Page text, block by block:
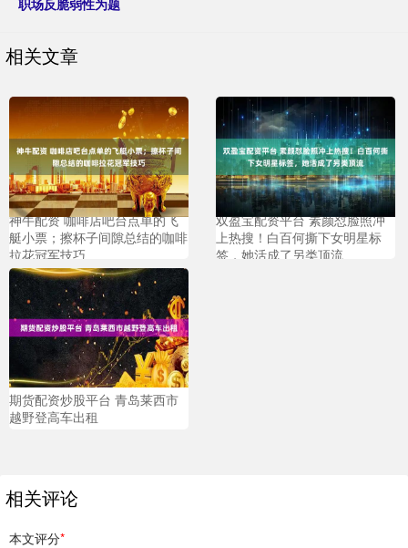
职场反脆弱性为题
相关文章
神牛配资 咖啡店吧台点单的飞
艇小票；擦杯子间隙总结的咖啡
拉花冠军技巧
双盈宝配资平台 素颜怼脸照冲
上热搜！白百何撕下女明星标
签，她活成了另类顶流
期货配资炒股平台 青岛莱西市
越野登高车出租
相关评论
本文评分*